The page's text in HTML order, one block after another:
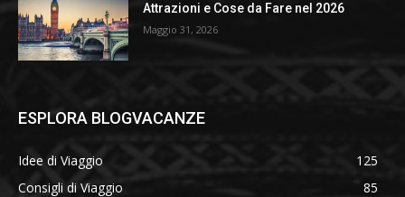
Attrazioni e Cose da Fare nel 2026
Maggio 31, 2026
ESPLORA BLOGVACANZE
Idee di Viaggio
125
Consigli di Viaggio
85